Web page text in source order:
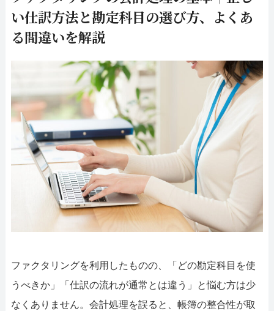
名古屋支店HP 福岡支店HP
お電話で
スピード
査定依頼
メールで
お問い合わせ
名古屋支店直通
052-414-4107
福岡支店直通
092-419-2433
おすすめ記事
ファクタリングで即日資金調達するための方法
ファクタリングで通りやすい会社はどういう会社？
い仕訳方法と勘定科目の選び方、よくあ
る間違いを解説
ファクタリングを利用したものの、「どの勘定科目を使
うべきか」「仕訳の流れが通常とは違う」と悩む方は少
なくありません。会計処理を誤ると、帳簿の整合性が取